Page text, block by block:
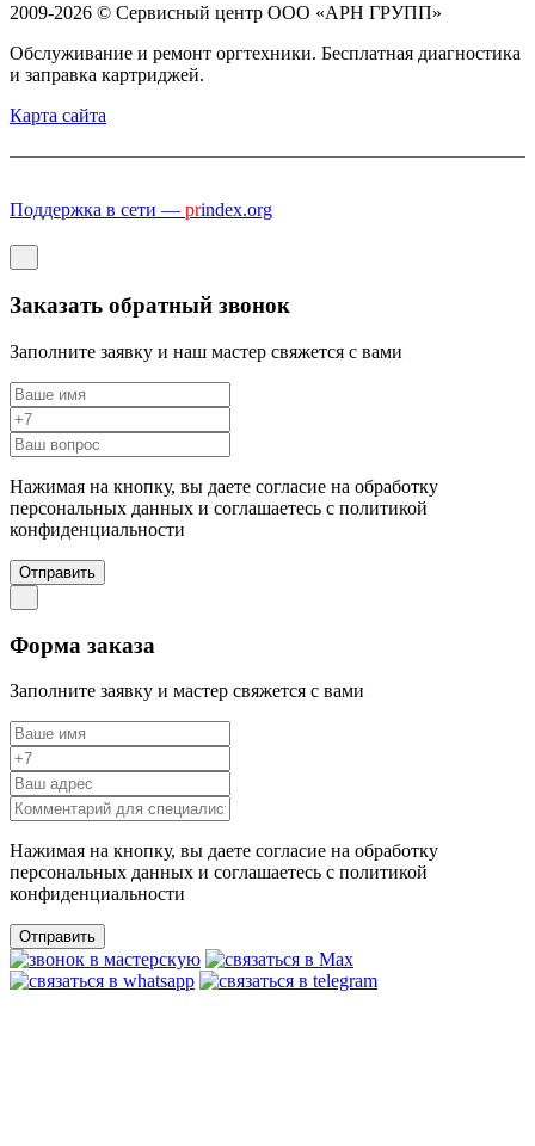
2009-2026 © Сервисный центр ООО «АРН ГРУПП»
Обслуживание и ремонт оргтехники. Бесплатная диагностика
и заправка картриджей.
Карта сайта
Поддержка в сети — prindex.org
Заказать обратный звонок
Заполните заявку и наш мастер свяжется с вами
Нажимая на кнопку, вы даете согласие на обработку
персональных данных и соглашаетесь c политикой
конфиденциальности
Отправить
Форма заказа
Заполните заявку и мастер свяжется с вами
Нажимая на кнопку, вы даете согласие на обработку
персональных данных и соглашаетесь c политикой
конфиденциальности
Отправить